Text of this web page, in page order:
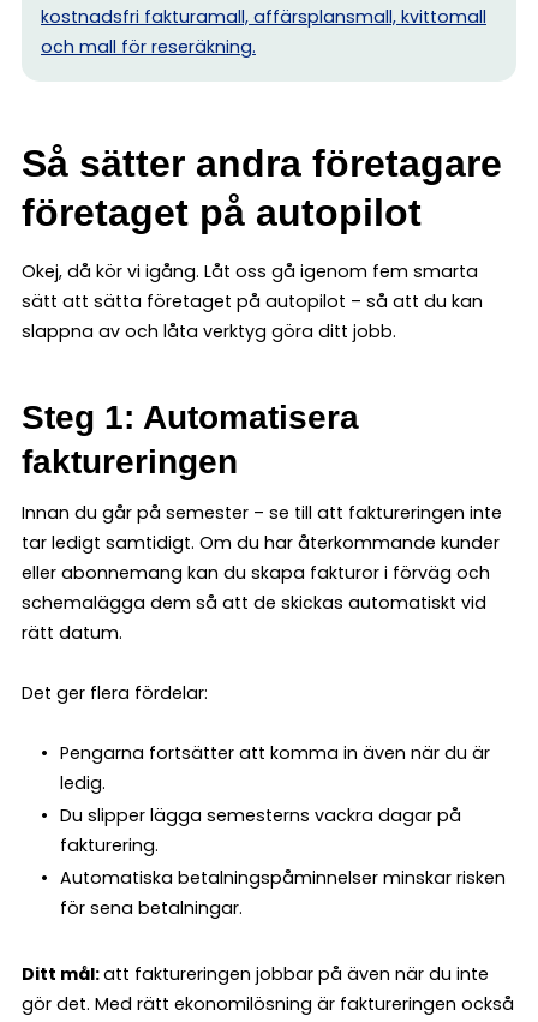
kostnadsfri fakturamall, affärsplansmall, kvittomall
och mall för reseräkning.
Så sätter andra företagare
företaget på autopilot
Okej, då kör vi igång. Låt oss gå igenom fem smarta
sätt att sätta företaget på autopilot – så att du kan
slappna av och låta verktyg göra ditt jobb.
Steg 1: Automatisera
faktureringen
Innan du går på semester – se till att faktureringen inte
tar ledigt samtidigt. Om du har återkommande kunder
eller abonnemang kan du skapa fakturor i förväg och
schemalägga dem så att de skickas automatiskt vid
rätt datum.
Det ger flera fördelar:
Pengarna fortsätter att komma in även när du är
ledig.
Du slipper lägga semesterns vackra dagar på
fakturering.
Automatiska betalningspåminnelser minskar risken
för sena betalningar.
Ditt mål:att faktureringen jobbar på även när du inte
gör det. Med rätt ekonomilösning är faktureringen också